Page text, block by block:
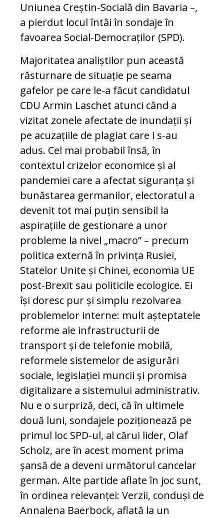
Uniunea Creștin-Socială din Bavaria –,
a pierdut locul întâi în sondaje în
favoarea Social-Democraților (SPD).
Majoritatea analiștilor pun această
răsturnare de situație pe seama
gafelor pe care le-a făcut candidatul
CDU Armin Laschet atunci când a
vizitat zonele afectate de inundații și
pe acuzațiile de plagiat care i s-au
adus. Cel mai probabil însă, în
contextul crizelor economice și al
pandemiei care a afectat siguranța și
bunăstarea germanilor, electoratul a
devenit tot mai puțin sensibil la
aspirațiile de gestionare a unor
probleme la nivel „macro” – precum
politica externă în privința Rusiei,
Statelor Unite și Chinei, economia UE
post-Brexit sau politicile ecologice. Ei
își doresc pur și simplu rezolvarea
problemelor interne: mult așteptatele
reforme ale infrastructurii de
transport și de telefonie mobilă,
reformele sistemelor de asigurări
sociale, legislației muncii și promisa
digitalizare a sistemului administrativ.
Nu e o surpriză, deci, că în ultimele
două luni, sondajele poziționează pe
primul loc SPD-ul, al cărui lider, Olaf
Scholz, are în acest moment prima
șansă de a deveni următorul cancelar
german. Alte partide aflate în joc sunt,
în ordinea relevanței: Verzii, conduși de
Annalena Baerbock, aflată la un